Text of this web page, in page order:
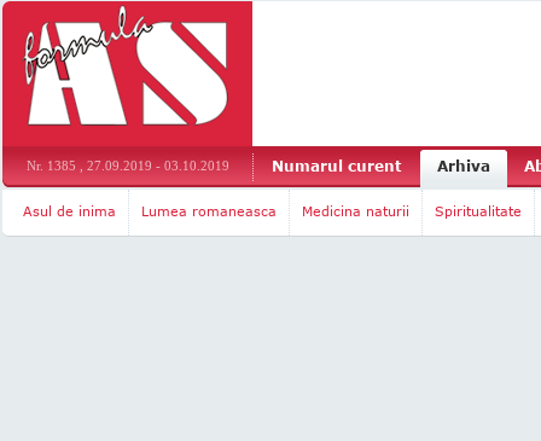
Nr. 1385 , 27.09.2019 - 03.10.2019 Numarul curent Arhiva
Asul de inima Lumea romaneasca Medicina naturii Spiritualitate